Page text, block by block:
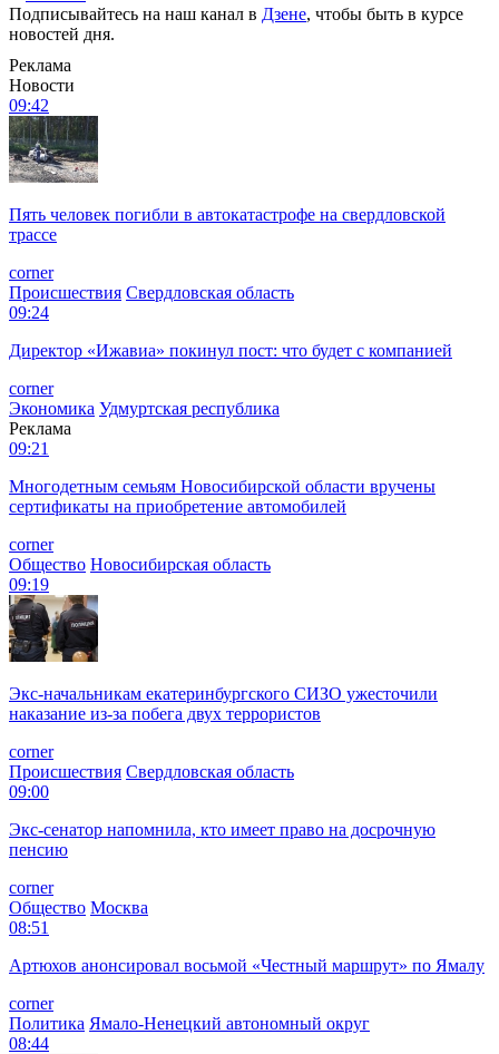
Подписывайтесь на наш канал в Дзене, чтобы быть в курсе
новостей дня.
Реклама
Новости
09:42
Пять человек погибли в автокатастрофе на свердловской
трассе
corner
Происшествия Свердловская область
09:24
Директор «Ижавиа» покинул пост: что будет с компанией
corner
Экономика Удмуртская республика
Реклама
09:21
Многодетным семьям Новосибирской области вручены
сертификаты на приобретение автомобилей
corner
Общество Новосибирская область
09:19
Экс-начальникам екатеринбургского СИЗО ужесточили
наказание из-за побега двух террористов
corner
Происшествия Свердловская область
09:00
Экс-сенатор напомнила, кто имеет право на досрочную
пенсию
corner
Общество Москва
08:51
Артюхов анонсировал восьмой «Честный маршрут» по Ямалу
corner
Политика Ямало-Ненецкий автономный округ
08:44